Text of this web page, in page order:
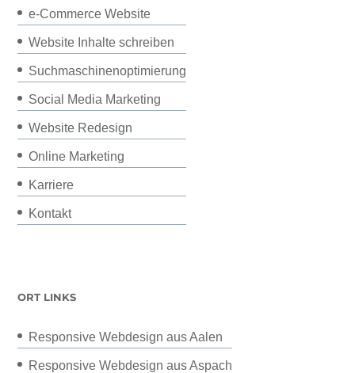
e-Commerce Website
Website Inhalte schreiben
Suchmaschinenoptimierung
Social Media Marketing
Website Redesign
Online Marketing
Karriere
Kontakt
ORT LINKS
Responsive Webdesign aus Aalen
Responsive Webdesign aus Aspach